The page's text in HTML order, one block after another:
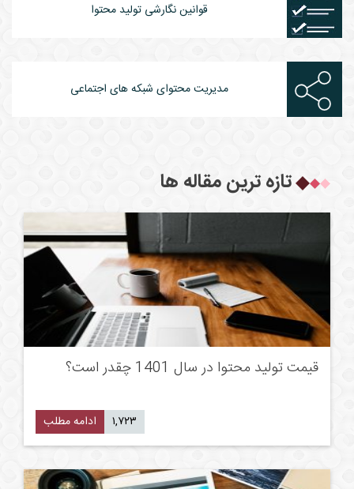
قوانین نگارشی تولید محتوا
مدیریت محتوای شبکه های اجتماعی
تازه ترین مقاله ها
قیمت تولید محتوا در سال 1401 چقدر است؟
ادامه مطلب ۱,۷۲۳